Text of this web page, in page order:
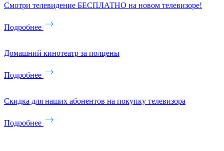
Смотри телевидение БЕСПЛАТНО на новом телевизоре!
Подробнее
Домашний кинотеатр за полцены
Подробнее
Скидка для наших абонентов на покупку телевизора
Подробнее